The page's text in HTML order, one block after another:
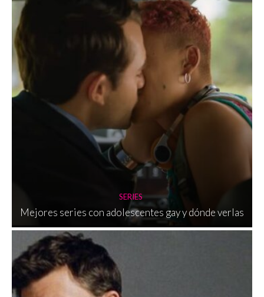
SERIES
Mejores series con adolescentes gay y dónde verlas